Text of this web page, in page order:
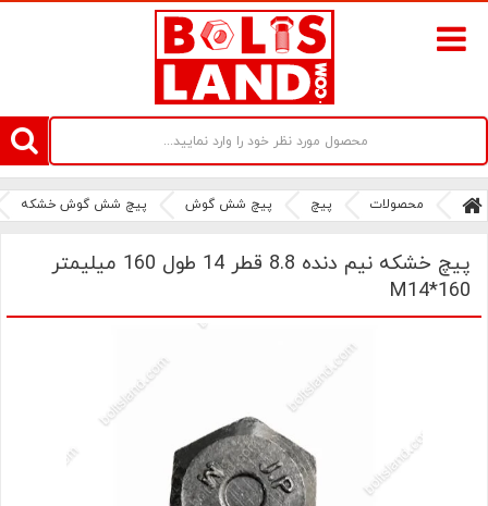
سامانه آنلاین فروش پیچ و مهره های صنعتی بولتز لند | سرزمین پیچ
محصولات پیچ پیچ شش گوش پیچ شش گوش خشکه
پیچ خشکه نیم دنده 8.8 قطر 14 طول 160 میلیمتر
M14*160